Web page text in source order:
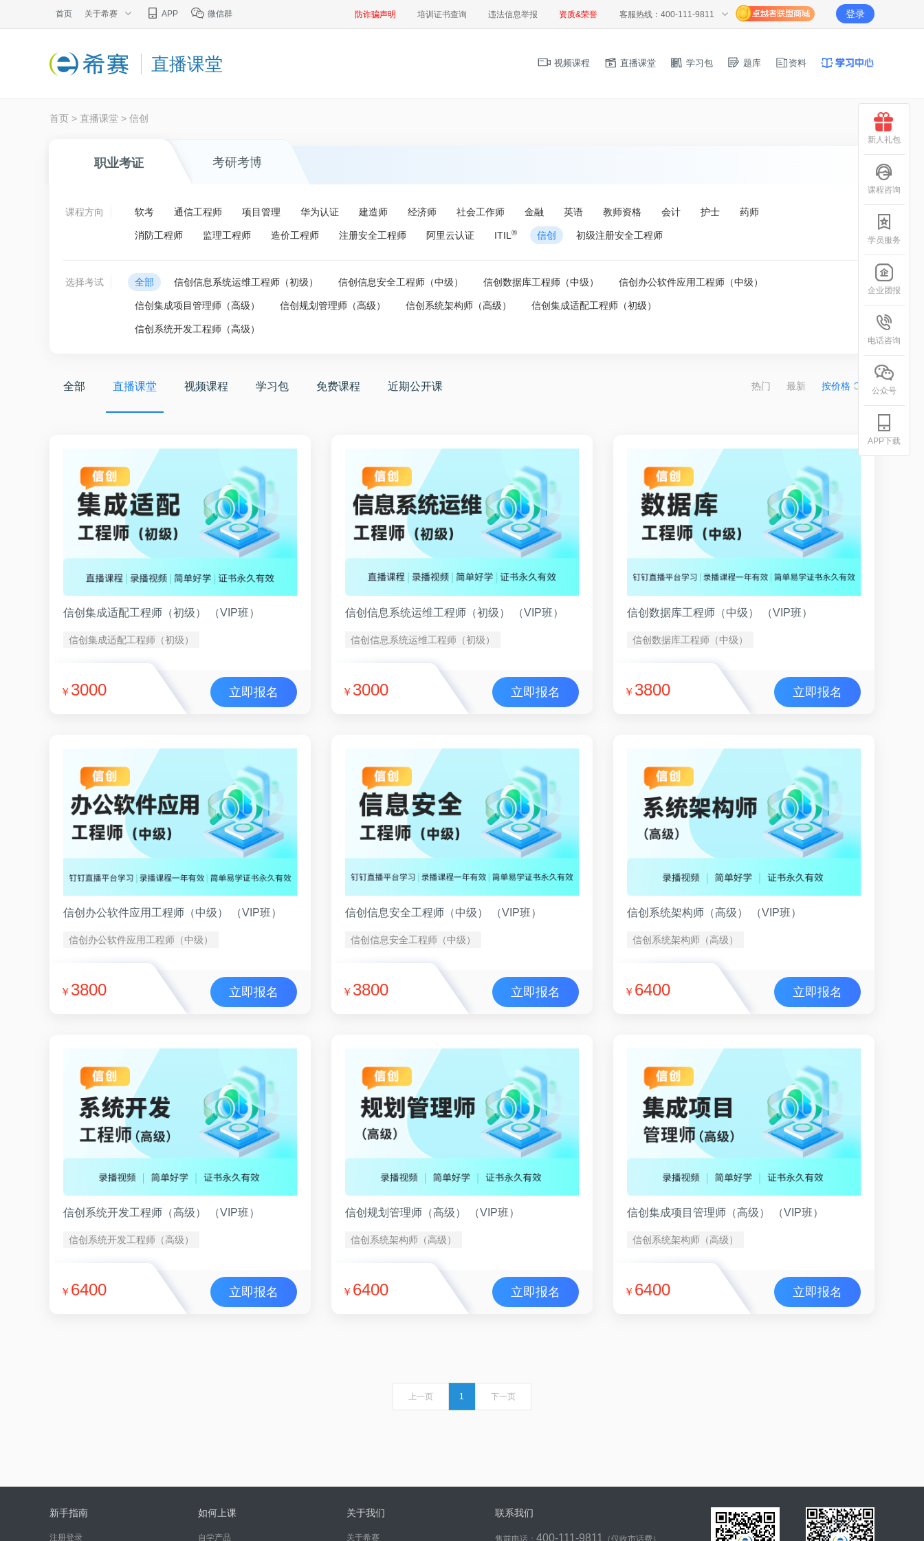
首页 关于希赛 APP 微信群 防诈骗声明 培训证书查询 违法信息举报 资质&荣誉 客服热线：400-111-9811 登录
直播课堂 视频课程 直播课堂 学习包 题库 资料
首页 > 直播课堂 > 信创
职业考证 考研考博
课程方向 软考 通信工程师 项目管理 华为认证 建造师 经济师 社会工作师 金融 英语 教师资格 会计 护士 药师
消防工程师 监理工程师 造价工程师 注册安全工程师 阿里云认证 ITIL ® 信创 初级注册安全工程师
选择考试 全部 信创信息系统运维工程师（初级） 信创信息安全工程师（中级） 信创数据库工程师（中级） 信创办公软件应用工程师（中级）
信创集成项目管理师（高级） 信创规划管理师（高级） 信创系统架构师（高级） 信创集成适配工程师（初级）
信创系统开发工程师（高级）
全部 直播课堂 视频课程 学习包 免费课程 近期公开课 热门 最新 按价格
信创集成适配工程师（初级） （VIP班）
信创集成适配工程师（初级）
￥ 3000 立即报名
信创信息系统运维工程师（初级） （VIP班）
信创信息系统运维工程师（初级）
￥ 3000 立即报名
信创数据库工程师（中级） （VIP班）
信创数据库工程师（中级）
￥ 3800 立即报名
信创办公软件应用工程师（中级） （VIP班）
信创办公软件应用工程师（中级）
￥ 3800 立即报名
信创信息安全工程师（中级） （VIP班）
信创信息安全工程师（中级）
￥ 3800 立即报名
信创系统架构师（高级） （VIP班）
信创系统架构师（高级）
￥ 6400 立即报名
信创系统开发工程师（高级） （VIP班）
信创系统开发工程师（高级）
￥ 6400 立即报名
信创规划管理师（高级） （VIP班）
信创系统架构师（高级）
￥ 6400 立即报名
信创集成项目管理师（高级） （VIP班）
信创系统架构师（高级）
￥ 6400 立即报名
上一页 1 下一页
新手指南
注册登录
如何上课
自学产品
关于我们
关于希赛
联系我们
售前电话： 400-111-9811 （仅收市话费）
新人礼包
课程咨询
学员服务
企业团报
电话咨询
公众号
APP下载